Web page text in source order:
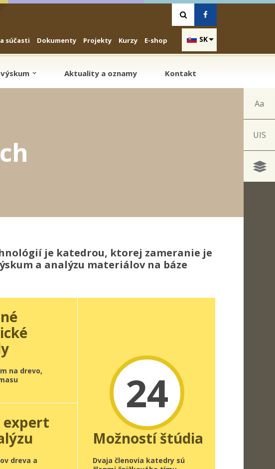
Vyhľadávanie
SK
súčasti Dokumenty Projekty Kurzy E-shop
Aktuality a oznamy Kontakt
Aa
UIS
je katedrou, ktorej zameranie je
a analýzu materiálov na báze
na drevo,
expert
dreva a
24
Možností štúdia
Dvaja členovia katedry sú